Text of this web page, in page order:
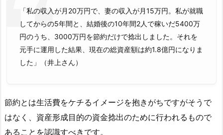
「私の収入が月20万円で、妻の収入が月15万円。私が就職
してからの5年間と、結婚後の10年間2人で稼いだ5400万
円のうち、3000万円を節約だけで捻出しました。それを
元手に運用した結果、現在の総資産額は約1.8億円になりま
した」（井上さん）
節約とは生活費をケチるイメージを抱きがちですがそうで
はなく、資産形成目的の資金捻出のために行われるもので
あることを認識すべきです。